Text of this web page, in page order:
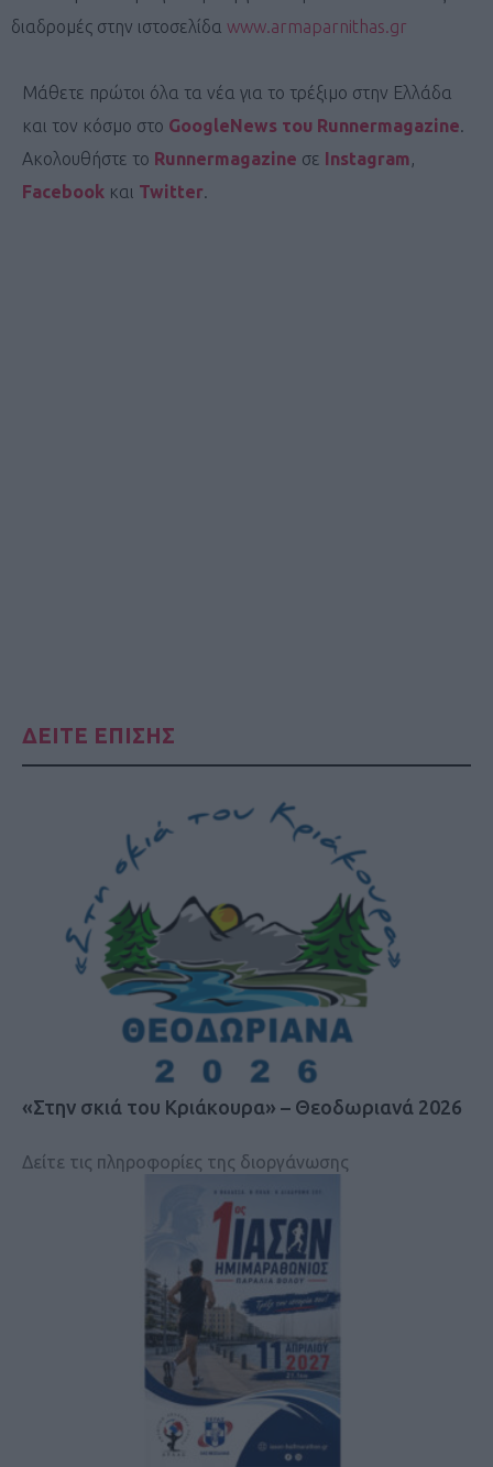
διαδρομές στην ιστοσελίδα www.armaparnithas.gr
Μάθετε πρώτοι όλα τα νέα για το τρέξιμο στην Ελλάδα
και τον κόσμο στο GoogleNews του Runnermagazine.
Ακολουθήστε το Runnermagazine σε Instagram,
Facebook και Twitter.
ΔΕΙΤΕ ΕΠΙΣΗΣ
«Στην σκιά του Κριάκουρα» – Θεοδωριανά 2026
Δείτε τις πληροφορίες της διοργάνωσης